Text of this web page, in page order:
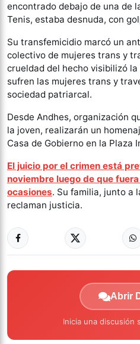
encontrado debajo de una de
Tenis, estaba desnuda, con
Su transfemicidio marcó un
colectivo de mujeres trans y
crueldad del hecho visibilizó
sufren las mujeres trans y
sociedad patriarcal.
Desde Andhes, organización
la joven, realizarán un
Casa de Gobierno en la Plaza
El juicio por el crimen está
noviembre luego de que
ocasiones. Su familia, junto a
reclaman justicia.
Abrir
Inicia una discusión